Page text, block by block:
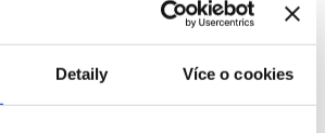
Detaily Více o cookies
smeč, ve čtvrtek přišla řada na bloky. A v pátek
děvčata všech věkových kategorií, od mladších